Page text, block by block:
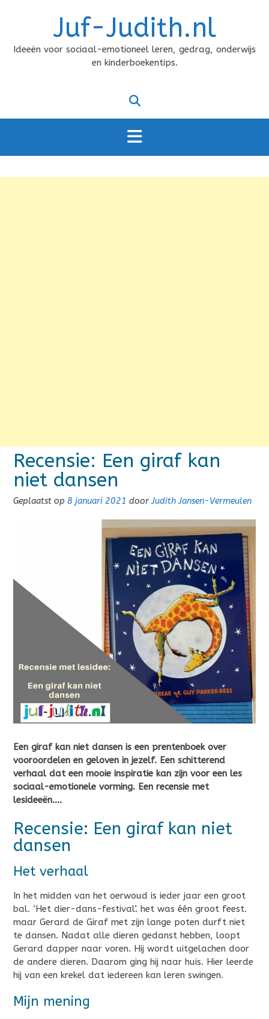
Juf-Judith.nl
Ideeën voor sociaal-emotioneel leren, gedrag, onderwijs
en kinderboekentips.
Recensie: Een giraf kan
niet dansen
Geplaatst op 8 januari 2021 doorJudith Jansen-Vermeulen
Een giraf kan niet dansen is een prentenboek over
vooroordelen en geloven in jezelf. Een schitterend
verhaal dat een mooie inspiratie kan zijn voor een les
sociaal-emotionele vorming. Een recensie met
lesideeën….
Recensie: Een giraf kan niet
dansen
Het verhaal
In het midden van het oerwoud is ieder jaar een groot
bal. ‘Het dier-dans-festival’. het was één groot feest.
maar Gerard de Giraf met zijn lange poten durft niet
te dansen. Nadat alle dieren gedanst hebben, loopt
Gerard dapper naar voren. Hij wordt uitgelachen door
de andere dieren. Daarom ging hij naar huis. Hier leerde
hij van een krekel dat iedereen kan leren swingen.
Mijn mening